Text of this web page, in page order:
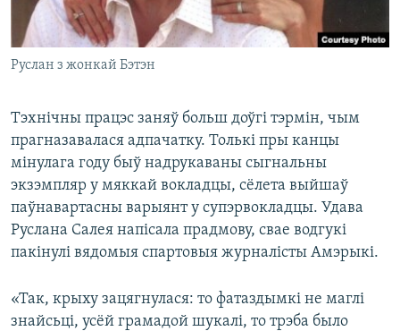
Руслан з жонкай Бэтэн
Тэхнічны працэс заняў больш доўгі тэрмін, чым
прагназавалася адпачатку. Толькі пры канцы
мінулага году быў надрукаваны сыгнальны
экзэмпляр у мяккай вокладцы, сёлета выйшаў
паўнавартасны варыянт у супэрвокладцы. Удава
Руслана Салея напісала прадмову, свае водгукі
пакінулі вядомыя спартовыя журналісты Амэрыкі.
«Так, крыху зацягнулася: то фатаздымкі не маглі
знайсьці, усёй грамадой шукалі, то трэба было